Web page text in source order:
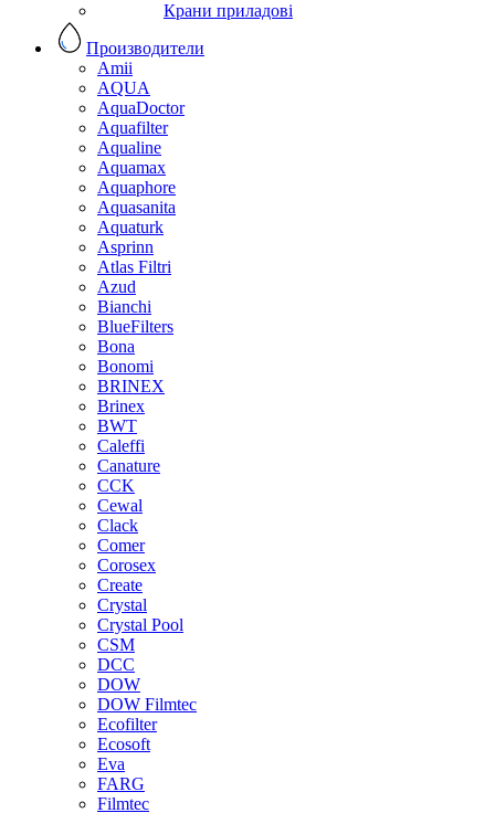
Крани приладові
Производители
Amii
AQUA
AquaDoctor
Aquafilter
Aqualine
Aquamax
Aquaphore
Aquasanita
Aquaturk
Asprinn
Atlas Filtri
Azud
Bianchi
BlueFilters
Bona
Bonomi
BRINEX
Brinex
BWT
Caleffi
Canature
CCK
Cewal
Clack
Comer
Corosex
Create
Crystal
Crystal Pool
CSM
DCC
DOW
DOW Filmtec
Ecofilter
Ecosoft
Eva
FARG
Filmtec